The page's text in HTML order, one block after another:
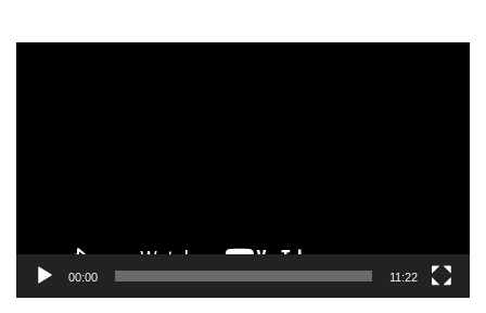
00:00 11:22